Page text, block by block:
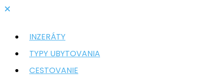
INZERÁTY
TYPY UBYTOVANIA
CESTOVANIE